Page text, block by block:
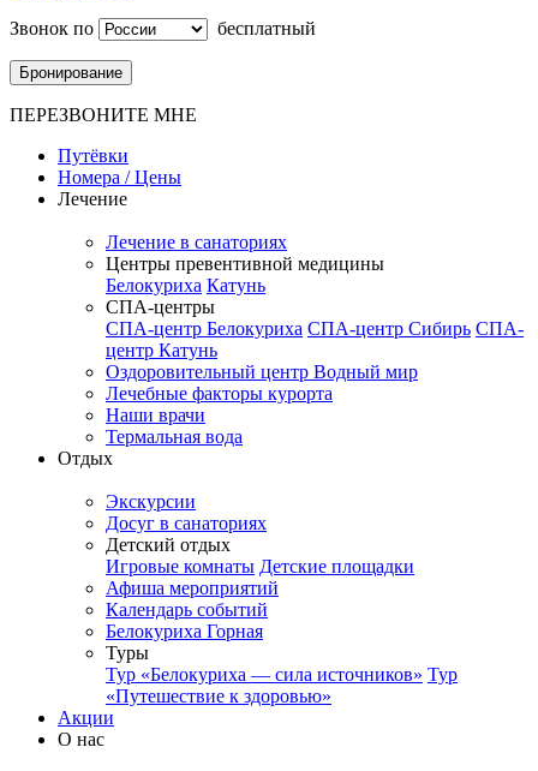
Звонок по
бесплатный
Бронирование
ПЕРЕЗВОНИТЕ МНЕ
Путёвки
Номера / Цены
Лечение
Лечение в санаториях
Центры превентивной медицины
Белокуриха Катунь
СПА-центры
СПА-центр Белокуриха СПА-центр Сибирь СПА-
центр Катунь
Оздоровительный центр Водный мир
Лечебные факторы курорта
Наши врачи
Термальная вода
Отдых
Экскурсии
Досуг в санаториях
Детский отдых
Игровые комнаты Детские площадки
Афиша мероприятий
Календарь событий
Белокуриха Горная
Туры
Тур «Белокуриха — сила источников» Тур
«Путешествие к здоровью»
Акции
О нас